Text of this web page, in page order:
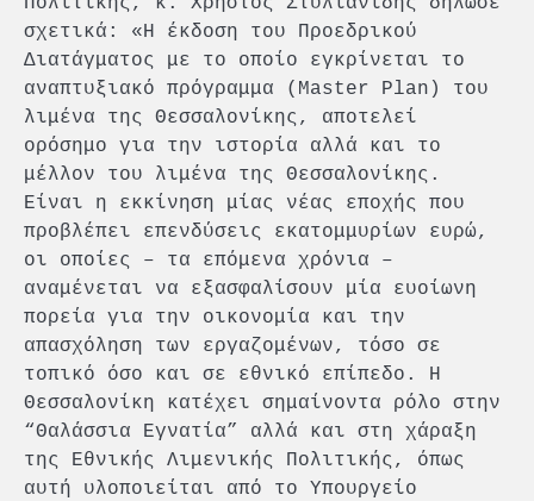
σχετικά: «Η έκδοση του Προεδρικού
Διατάγματος με το οποίο εγκρίνεται το
αναπτυξιακό πρόγραμμα (Master Plan) του
λιμένα της Θεσσαλονίκης, αποτελεί
ορόσημο για την ιστορία αλλά και το
μέλλον του λιμένα της Θεσσαλονίκης.
Είναι η εκκίνηση μίας νέας εποχής που
προβλέπει επενδύσεις εκατομμυρίων ευρώ,
οι οποίες – τα επόμενα χρόνια –
αναμένεται να εξασφαλίσουν μία ευοίωνη
πορεία για την οικονομία και την
απασχόληση των εργαζομένων, τόσο σε
τοπικό όσο και σε εθνικό επίπεδο. Η
Θεσσαλονίκη κατέχει σημαίνοντα ρόλο στην
“Θαλάσσια Εγνατία” αλλά και στη χάραξη
της Εθνικής Λιμενικής Πολιτικής, όπως
αυτή υλοποιείται από το Υπουργείο